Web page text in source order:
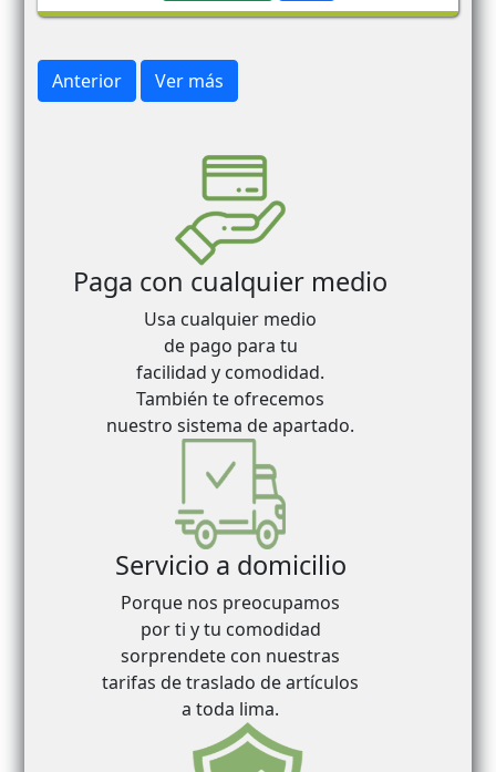
Anterior Ver más
Paga con cualquier medio
Usa cualquier medio
de pago para tu
facilidad y comodidad.
También te ofrecemos
nuestro sistema de apartado.
Servicio a domicilio
Porque nos preocupamos
por ti y tu comodidad
sorprendete con nuestras
tarifas de traslado de artículos
a toda lima.